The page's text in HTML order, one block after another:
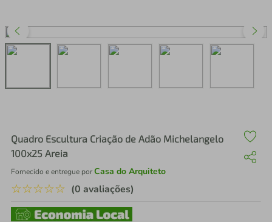
Quadro Escultura Criação de Adão Michelangelo
100x25 Areia
Fornecido e entregue porCasa do Arquiteto
☆☆☆☆☆ (0 avaliações)
perfume